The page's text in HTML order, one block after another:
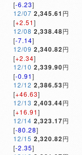
[-6.23]
12/07 2,345.61 円
[+2.51]
12/08 2,338.48円
[-7.14]
12/09 2,340.82円
[+2.34]
12/10 2,339.90円
[-0.91]
12/12 2,386.53円
[+46.63]
12/13 2,403.44円
[+16.91]
12/14 2,323.17円
[-80.28]
12/15 2,320.82円
[-2.35]